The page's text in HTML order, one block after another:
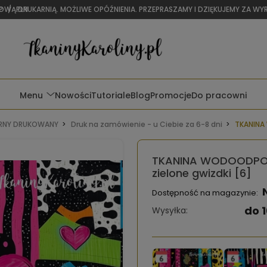
/ PLN
DRUKARNIĄ. MOŻLIWE OPÓŹNIENIA. PRZEPRASZAMY I DZIĘKUJEMY ZA
Menu NowościTutorialeBlogPromocjeDo pracowni
DRUKOWANY Druk na zamówienie - u Ciebie za 6-8 dni
TKANINA
zielone gwizdki [6]
Dostępność na magazynie:
Wysyłka: do